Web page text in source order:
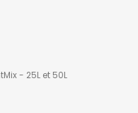
- 25L et 50L